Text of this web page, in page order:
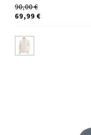
90,00 €
69,99 €